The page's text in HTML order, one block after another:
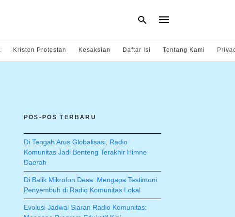
Kristen Protestan Kesaksian Daftar Isi Tentang Kami
POS-POS TERBARU
Di Tengah Arus Globalisasi, Radio
Komunitas Jadi Benteng Terakhir Himne
Daerah
Di Balik Mikrofon Desa: Mengapa Testimoni
Penyembuh di Radio Komunitas Lokal
Evolusi Jadwal Siaran Radio Komunitas: